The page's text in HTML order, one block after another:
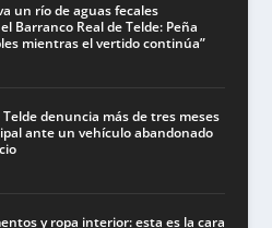
un río de aguas fecales
Barranco Real de Telde: Peña
mientras el vertido continúa”
denuncia más de tres meses
ante un vehículo abandonado
y ropa interior: esta es la cara